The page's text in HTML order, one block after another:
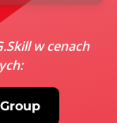
w cenach